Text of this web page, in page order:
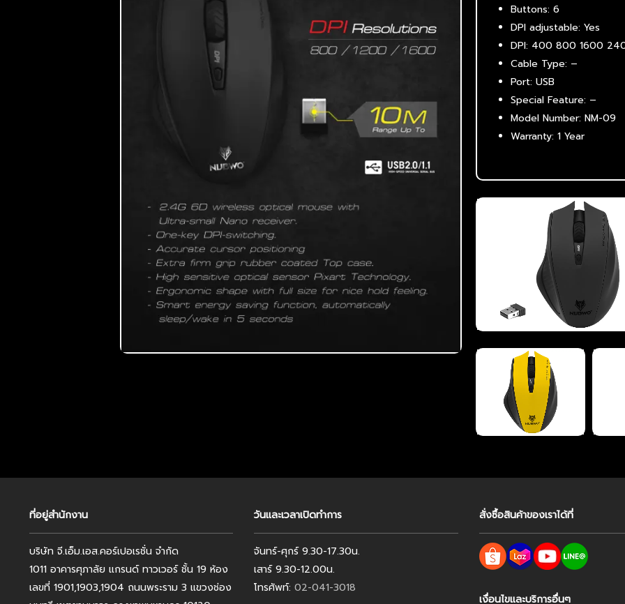
Buttons: 6
DPI adjustable: Yes
DPI: 400 800 1600
Cable Type: –
Port: USB
Special Feature: –
Model Number: NM-09
Warranty: 1 Year
ที่อยู่สำนักงาน
บริษัท จี.เอ็ม.เอส.คอร์เปอเรชั่น จำกัด
1011 อาคารศุภาลัย แกรนด์ ทาวเวอร์ ชั้น 19 ห้อง
เลขที่ 1901,1903,1904 ถนนพระราม 3 แขวงช่อง
วันและเวลาเปิดทำการ
จันทร์-ศุกร์ 9.30-17.30น.
เสาร์ 9.30-12.00น.
โทรศัพท์:02-041-3018
สั่งซื้อสินค้าของเราได้ที่
เงื่อนไขและบริการอื่นๆ